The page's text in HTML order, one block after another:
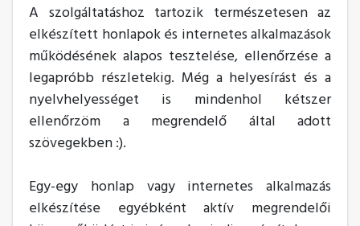
A szolgáltatáshoz tartozik természetesen az
elkészített honlapok és internetes alkalmazások
működésének alapos tesztelése, ellenőrzése a
legapróbb részletekig. Még a helyesírást és a
nyelvhelyességet is mindenhol kétszer
ellenőrzöm a megrendelő által adott
szövegekben :).
Egy-egy honlap vagy internetes alkalmazás
elkészítése egyébként aktív megrendelői